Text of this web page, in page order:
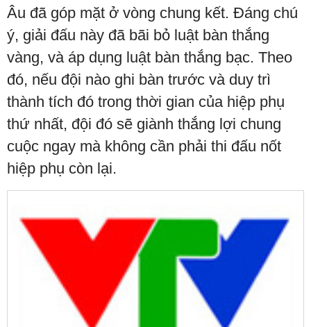
Âu đã góp mặt ở vòng chung kết. Đáng chú
ý, giải đấu này đã bãi bỏ luật bàn thắng
vàng, và áp dụng luật bàn thắng bạc. Theo
đó, nếu đội nào ghi bàn trước và duy trì
thành tích đó trong thời gian của hiệp phụ
thứ nhất, đội đó sẽ giành thắng lợi chung
cuộc ngay mà không cần phải thi đấu nốt
hiệp phụ còn lại.